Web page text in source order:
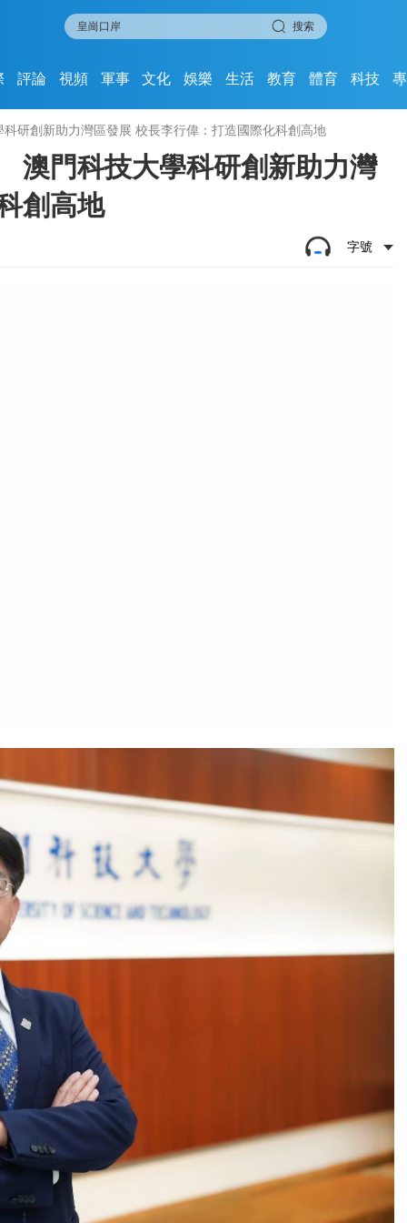
搜索
評論 視頻 軍事 文化 娛樂 生活 教育 體育 科技
研創新助力灣區發展 校長李行偉：打造國際化科創高地
澳門科技大學科研創新助力灣
創高地
字號